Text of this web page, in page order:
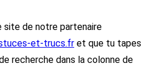
site de notre partenaire
et-trucs.fr et que tu tapes
recherche dans la colonne de